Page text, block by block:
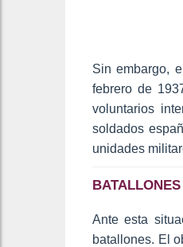
Sin embargo,
febrero de
voluntarios
soldados
unidades
Ante esta
batallones. El